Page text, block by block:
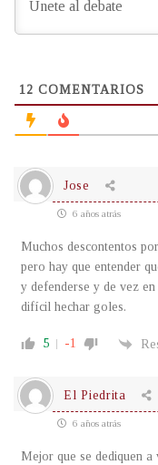
12 COMENTARIOS
Jose
6 años atrás
Muchos descontentos
pero hay que entender
y defenderse y de vez
difícil hechar goles.
5 -1
El Piedrita
6 años atrás
Mejor que se dediquen a